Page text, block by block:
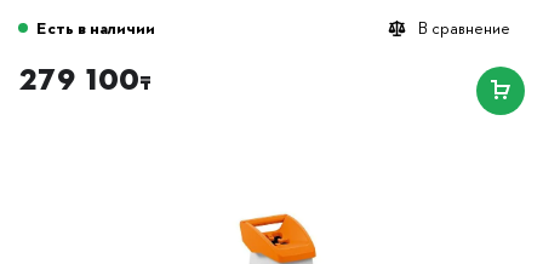
В сравнение
Есть в наличии
279 100₸